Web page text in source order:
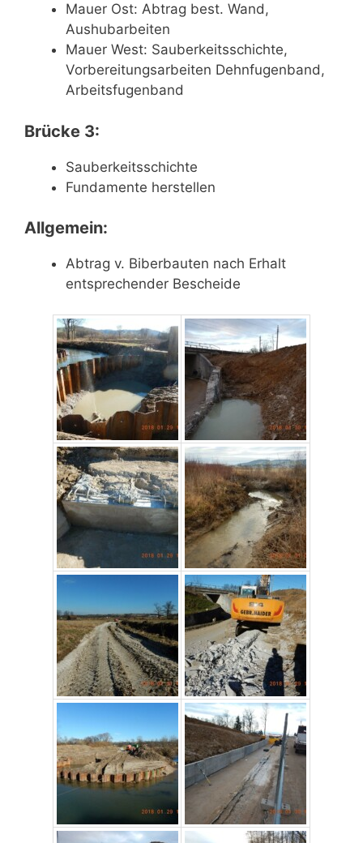
Mauer Ost: Abtrag best. Wand,
Aushubarbeiten
Mauer West: Sauberkeitsschichte,
Vorbereitungsarbeiten Dehnfugenband,
Arbeitsfugenband
Brücke 3:
Sauberkeitsschichte
Fundamente herstellen
Allgemein:
Abtrag v. Biberbauten nach Erhalt
entsprechender Bescheide